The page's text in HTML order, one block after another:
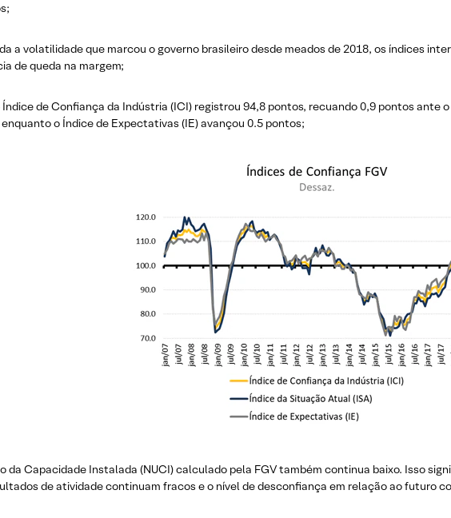
a volatilidade que marcou o governo brasileiro desde meados de 2018, os índices
de queda na margem;
Índice de Confiança da Indústria (ICI) registrou 94,8 pontos, recuando 0,9 pontos ante
o Índice de Expectativas (IE) avançou 0.5 pontos;
da Capacidade Instalada (NUCI) calculado pela FGV também continua baixo. Isso
de atividade continuam fracos e o nível de desconfiança em relação ao futuro